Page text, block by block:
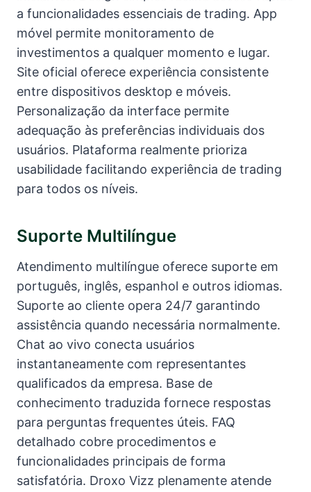
a funcionalidades essenciais de trading. App
móvel permite monitoramento de
investimentos a qualquer momento e lugar.
Site oficial oferece experiência consistente
entre dispositivos desktop e móveis.
Personalização da interface permite
adequação às preferências individuais dos
usuários. Plataforma realmente prioriza
usabilidade facilitando experiência de trading
para todos os níveis.
Suporte Multilíngue
Atendimento multilíngue oferece suporte em
português, inglês, espanhol e outros idiomas.
Suporte ao cliente opera 24/7 garantindo
assistência quando necessária normalmente.
Chat ao vivo conecta usuários
instantaneamente com representantes
qualificados da empresa. Base de
conhecimento traduzida fornece respostas
para perguntas frequentes úteis. FAQ
detalhado cobre procedimentos e
funcionalidades principais de forma
satisfatória. Droxo Vizz plenamente atende